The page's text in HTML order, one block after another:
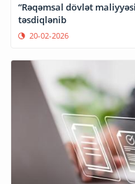
“Rəqəmsal dövlət
təsdiqlənib
20-02-2026